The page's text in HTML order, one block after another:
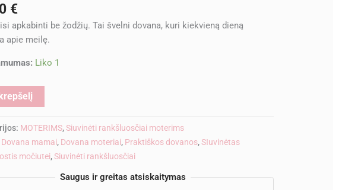
€
apkabinti be žodžių. Tai švelni dovana, kuri kiekvieną dieną
apie meilę.
Liko 1
MOTERIMS,Siuvinėti rankšluosčiai moterims
Dovana mamai, Dovana moteriai, Praktiškos dovanos,SIuvinėtas
močiutei,Siuvinėti rankšluosčiai
Saugus ir greitas atsiskaitymas